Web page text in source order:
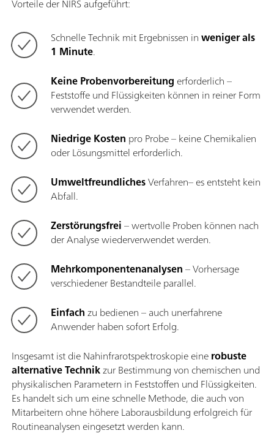
Vorteile der NIRS aufgeführt:
Schnelle Technik mit Ergebnissen inweniger als
1 Minute.
Keine Probenvorbereitung erforderlich –
Feststoffe und Flüssigkeiten können in reiner Form
verwendet werden.
Niedrige Kosten pro Probe – keine Chemikalien
oder Lösungsmittel erforderlich.
UmweltfreundlichesVerfahren– es entsteht kein
Abfall.
Zerstörungsfrei– wertvolle Proben können nach
der Analyse wiederverwendet werden.
Mehrkomponentenanalysen– Vorhersage
verschiedener Bestandteile parallel.
Einfachzu bedienen – auch unerfahrene
Anwender haben sofort Erfolg.
Insgesamt ist die Nahinfrarotspektroskopie einerobuste
alternative Technikzur Bestimmung von chemischen und
physikalischen Parametern in Feststoffen und Flüssigkeiten.
Es handelt sich um eine schnelle Methode, die auch von
Mitarbeitern ohne höhere Laborausbildung erfolgreich für
Routineanalysen eingesetzt werden kann.